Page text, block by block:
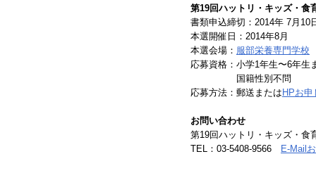
第19回ハットリ・キッズ・食
書類申込締切：2014年 7月10
本選開催日：2014年8月
本選会場： 服部栄養専門学校
応募資格：小学1年生〜6年生
国籍性別不問
応募方法：郵送または HPお
お問い合わせ
第19回ハットリ・キッズ・食
TEL：03-5408-9566
E-Mail